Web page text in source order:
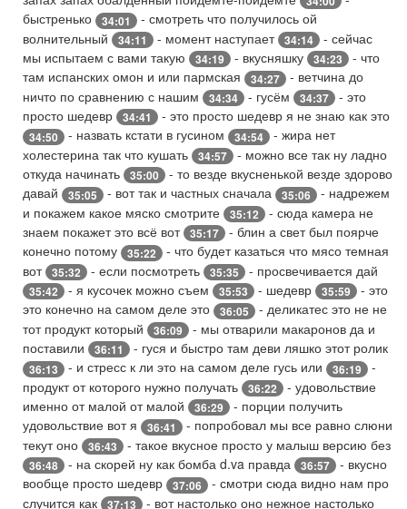
быстренько
34:01
- смотреть что получилось ой
волнительный
34:11 - момент наступает 34:14
- сейчас
мы испытаем с вами такую
34:19 - вкусняшку 34:23
- что
там испанских омон и или пармская
34:27
- ветчина до
ничто по сравнению с нашим
34:34 - гусём 34:37
- это
просто шедевр
34:41 - это просто шедевр я не знаю как это
34:50 - назвать кстати в гусином 34:54
- жира нет
холестерина так что кушать
34:57
- можно все так ну ладно
откуда начинать
35:00
- то везде вкусненькой везде здорово
давай
35:05 - вот так и частных сначала 35:06
- надрежем
и покажем какое мяско смотрите
35:12
- сюда камера не
знаем покажет это всё вот 35:17
- блин а свет был поярче
конечно потому
35:22
- что будет казаться что мясо темная
вот 35:32 - если посмотреть 35:35 - просвечивается дай
35:42 - я кусочек можно съем 35:53 - шедевр 35:59
- это
это конечно на самом деле это
36:05
- деликатес это не не
тот продукт который
36:09
- мы отварили макаронов да и
поставили
36:11 - гуся и быстро там деви ляшко этот ролик
36:13 - и стресс к ли это на самом деле гусь или 36:19
-
продукт от которого нужно получать
36:22
- удовольствие
именно от малой от малой
36:29
- порции получить
удовольствие вот я
36:41
- попробовал мы все равно слюни
текут оно
36:43 - такое вкусное просто у малыш версию без
36:48 - на скорей ну как бомба d.va правда 36:57
- вкусно
вообще просто шедевр
37:06
- смотри сюда видно нам про
случится как
37:13
- вот настолько оно нежное настолько